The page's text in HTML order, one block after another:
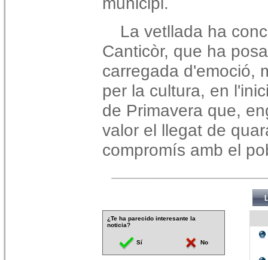
La vetllada ha
Canticòr, que ha
carregada d'emoció,
per la cultura, en
de Primavera que,
valor el llegat de
compromís amb el
¿Te ha parecido interesante la
noticia?
Sí No